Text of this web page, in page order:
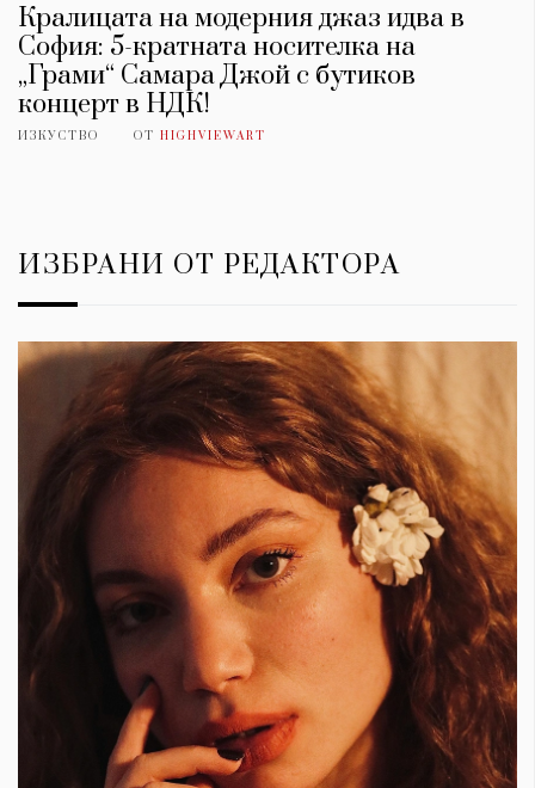
Кралицата на модерния джаз идва в
София: 5-кратната носителка на
„Грами“ Самара Джой с бутиков
концерт в НДК!
ИЗКУСТВО ОТ HIGHVIEWART
ИЗБРАНИ ОТ РЕДАКТОРА